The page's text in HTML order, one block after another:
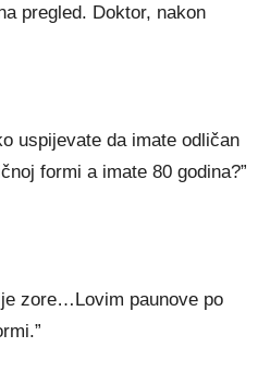
pregled. Doktor, nakon
uspijevate da imate odličan
formi a imate 80 godina?”
zore…Lovim paunove po